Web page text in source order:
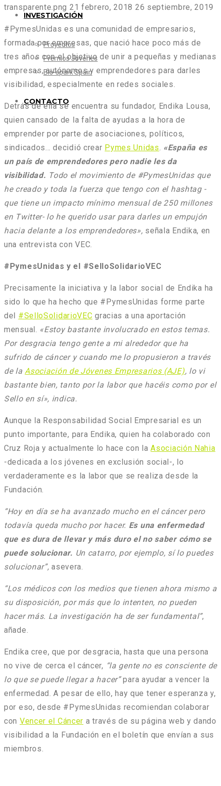
INVESTIGACIÓN
Proyectos
Premios Jóvenes
Bio-spark Spain
CONTACTO
transparente.png 21 febrero, 2018 26 septiembre, 2019
#PymesUnidas es una comunidad de empresarios,
formada por empresas, que nació hace poco más de
tres años con el objetivo de unir a pequeñas y medianas
empresas, autónomos y emprendedores para darles
visibilidad, especialmente en redes sociales.
Detrás de ella se encuentra su fundador, Endika Lousa,
quien cansado de la falta de ayudas a la hora de
emprender por parte de asociaciones, políticos,
sindicados… decidió crear Pymes Unidas. «España es
un país de emprendedores pero nadie les da
visibilidad. Todo el movimiento de #PymesUnidas que
he creado y toda la fuerza que tengo con el hashtag -
que tiene un impacto mínimo mensual de 250 millones
en Twitter- lo he querido usar para darles un empujón
hacia delante a los emprendedores», señala Endika, en
una entrevista con VEC.
#PymesUnidas y el #SelloSolidarioVEC
Precisamente la iniciativa y la labor social de Endika ha
sido lo que ha hecho que #PymesUnidas forme parte
del #SelloSolidarioVEC gracias a una aportación
mensual. «Estoy bastante involucrado en estos temas.
Por desgracia tengo gente a mi alrededor que ha
sufrido de cáncer y cuando me lo propusieron a través
de laAsociación de Jóvenes Empresarios (AJE), lo vi
bastante bien, tanto por la labor que hacéis como por el
Sello en sí», indica.
Aunque la Responsabilidad Social Empresarial es un
punto importante, para Endika, quien ha colaborado con
Cruz Roja y actualmente lo hace con laAsociación Nahia
-dedicada a los jóvenes en exclusión social-, lo
verdaderamente es la labor que se realiza desde la
Fundación.
“Hoy en día se ha avanzado mucho en el cáncer pero
todavía queda mucho por hacer. Es una enfermedad
que es dura de llevar y más duro el no saber cómo se
puede solucionar. Un catarro, por ejemplo, sí lo puedes
solucionar”, asevera.
“Los médicos con los medios que tienen ahora mismo a
su disposición, por más que lo intenten, no pueden
hacer más. La investigación ha de ser fundamental”,
añade.
Endika cree, que por desgracia, hasta que una persona
no vive de cerca el cáncer, “la gente no es consciente de
lo que se puede llegar a hacer”para ayudar a vencer la
enfermedad. A pesar de ello, hay que tener esperanza y,
por eso, desde #PymesUnidas recomiendan colaborar
con Vencer el Cáncer a través de su página web y dando
visibilidad a la Fundación en el boletín que envían a sus
miembros.